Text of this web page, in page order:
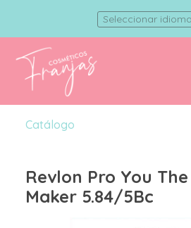
Seleccionar idioma
Catálogo
Revlon Pro You
Maker 5.84/5Bc